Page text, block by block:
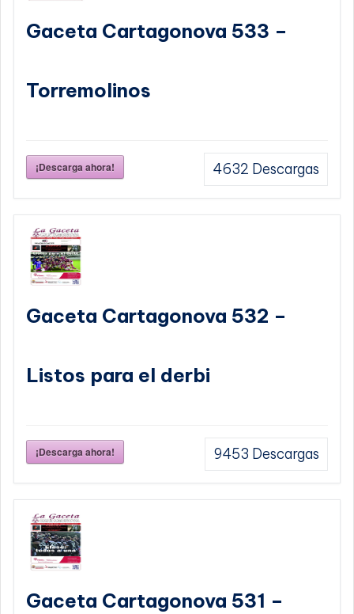
Gaceta Cartagonova 533 –
Torremolinos
¡Descarga ahora! 4632 Descargas
Gaceta Cartagonova 532 –
Listos para el derbi
¡Descarga ahora! 9453 Descargas
Gaceta Cartagonova 531 –